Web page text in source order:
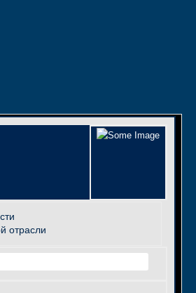
отрасли